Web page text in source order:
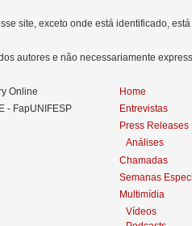
site, exceto onde está identificado,
autores e não necessariamente
Online
- FapUNIFESP
Home
Entrevistas
Press Releases
Análises
Chamadas
Semanas
Multimídia
Vídeos